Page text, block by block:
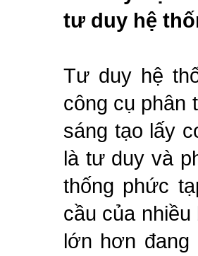
tư duy hệ
Tư duy hệ
công cụ phân
sáng tạo lấy
là tư duy và
thống phức
cầu của
lớn hơn đang